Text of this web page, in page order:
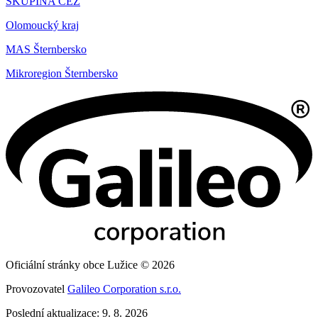
Olomoucký kraj
MAS Šternbersko
Mikroregion Šternbersko
Oficiální stránky obce Lužice © 2026
Provozovatel Galileo Corporation s.r.o.
Poslední aktualizace: 9. 8. 2026